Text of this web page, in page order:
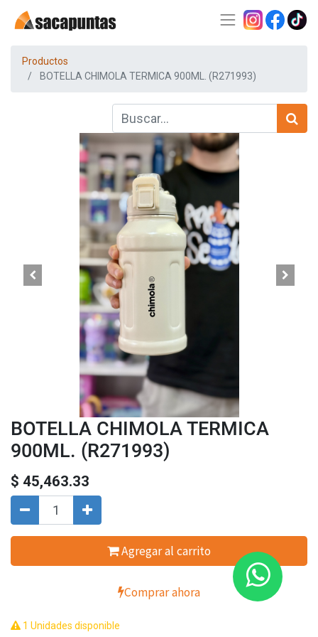
Productos
BOTELLA CHIMOLA TERMICA 900ML. (R271993)
BOTELLA CHIMOLA TERMICA
900ML. (R271993)
$ 45,463.33
Agregar al carrito
Comprar ahora
1 Unidades disponible